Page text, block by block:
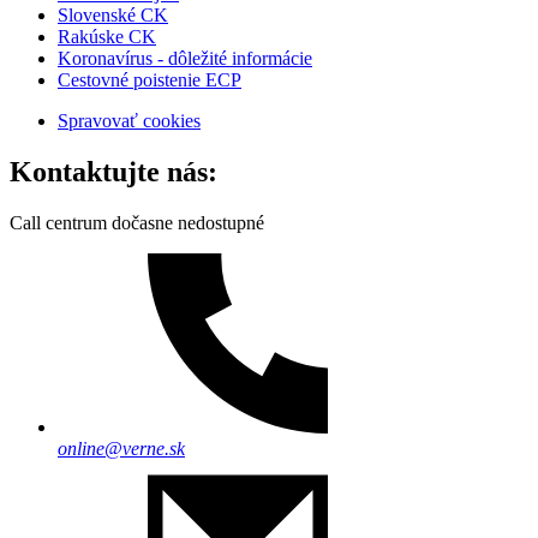
Slovenské CK
Rakúske CK
Koronavírus - dôležité informácie
Cestovné poistenie ECP
Spravovať cookies
Kontaktujte nás:
Call centrum dočasne nedostupné
online@verne.sk